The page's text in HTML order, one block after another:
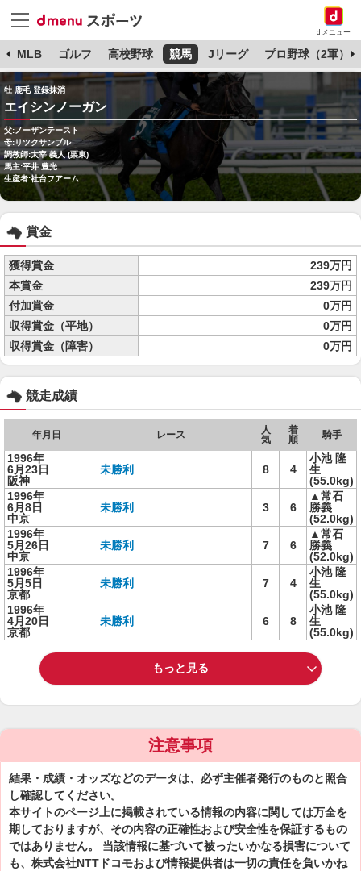
dメニュー
MLB ゴルフ 高校野球 競馬 Jリーグ プロ野球（2軍）
牡 鹿毛 登録抹消
エイシンノーガン
父:ノーザンテースト
母:リツクサンブル
調教師:太宰 義人 (栗東)
馬主:平井 豊光
生産者:社台フアーム
賞金
獲得賞金
239万円
本賞金
239万円
付加賞金
0万円
収得賞金（平地）
0万円
収得賞金（障害）
0万円
競走成績
年月日 レース
人
気
着
順
騎手
1996年
6月23日
阪神
未勝利 8 4
小池 隆
生
(55.0kg)
1996年
6月8日
中京
未勝利 3 6
▲常石
勝義
(52.0kg)
1996年
5月26日
中京
未勝利 7 6
▲常石
勝義
(52.0kg)
1996年
5月5日
京都
未勝利 7 4
小池 隆
生
(55.0kg)
1996年
4月20日
京都
未勝利 6 8
小池 隆
生
(55.0kg)
もっと見る
注意事項
結果・成績・オッズなどのデータは、必ず主催者発行のものと照合
し確認してください。
本サイトのページ上に掲載されている情報の内容に関しては万全を
期しておりますが、その内容の正確性および安全性を保証するもの
ではありません。 当該情報に基づいて被ったいかなる損害について
も、株式会社NTTドコモおよび情報提供者は一切の責任を負いかね